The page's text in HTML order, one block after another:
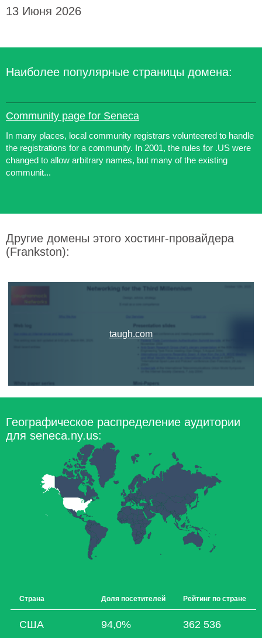
13 Июня 2026
Наиболее популярные страницы домена:
Community page for Seneca
In many places, local community registrars volunteered to handle
the registrations for a community. In 2001, the rules for .US were
changed to allow arbitrary names, but many of the existing
communit...
Другие домены этого хостинг-провайдера
(Frankston):
taugh.com
Географическое распределение аудитории
для seneca.ny.us:
Страна Доля посетителей Рейтинг по стране
США 94,0% 362 536